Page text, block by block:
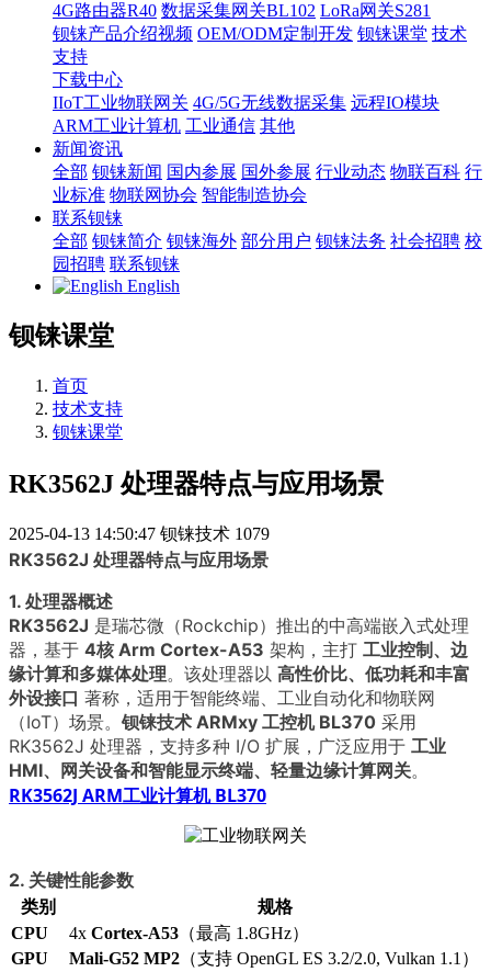
4G路由器R40 数据采集网关BL102 LoRa网关S281
钡铼产品介绍视频 OEM/ODM定制开发 钡铼课堂 技术
支持
下载中心
IIoT工业物联网关 4G/5G无线数据采集 远程IO模块
ARM工业计算机 工业通信 其他
新闻资讯
全部 钡铼新闻 国内参展 国外参展 行业动态 物联百科 行
业标准 物联网协会 智能制造协会
联系钡铼
全部 钡铼简介 钡铼海外 部分用户 钡铼法务 社会招聘 校
园招聘 联系钡铼
English
钡铼课堂
首页
技术支持
钡铼课堂
RK3562J 处理器特点与应用场景
2025-04-13 14:50:47 钡铼技术 1079
RK3562J 处理器特点与应用场景
1. 处理器概述
RK3562J 是瑞芯微（Rockchip）推出的中高端嵌入式处理
器，基于 4核 Arm Cortex-A53 架构，主打 工业控制、边
缘计算和多媒体处理。该处理器以 高性价比、低功耗和丰富
外设接口 著称，适用于智能终端、工业自动化和物联网
（IoT）场景。 钡铼技术 ARMxy 工控机 BL370 采用
RK3562J 处理器，支持多种 I/O 扩展，广泛应用于 工业
HMI、网关设备和智能显示终端、轻量边缘计算网关。
RK3562J ARM工业计算机 BL370
2. 关键性能参数
类别
规格
CPU
4x Cortex-A53 （最高 1.8GHz）
GPU
Mali-G52 MP2 （支持 OpenGL ES 3.2/2.0, Vulkan 1.1）